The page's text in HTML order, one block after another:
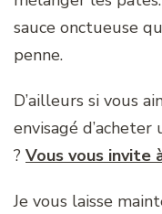
sauce onctueuse
penne.
D’ailleurs si vous
envisagé
? Vous vous invite
Je vous laisse